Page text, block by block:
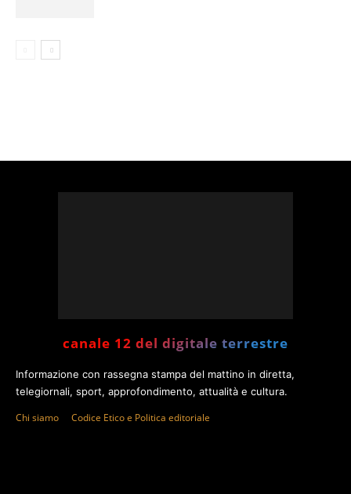
canale 12 del digitale terrestre
Informazione con rassegna stampa del mattino in diretta,
telegiornali, sport, approfondimento, attualità e cultura.
Chi siamo Codice Etico e Politica editoriale